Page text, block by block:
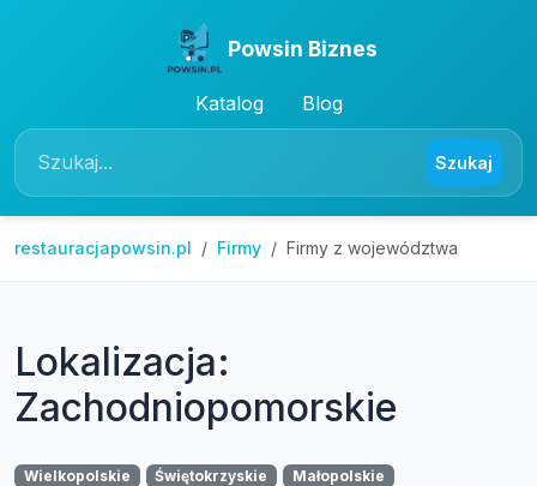
Powsin Biznes
Katalog Blog
Szukaj
restauracjapowsin.pl Firmy Firmy z województwa
Lokalizacja:
Zachodniopomorskie
Wielkopolskie Świętokrzyskie
Małopolskie